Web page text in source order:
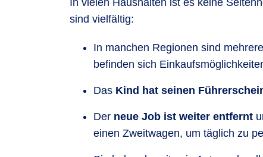
In vielen Haushalten ist es keine
sind vielfältig:
In manchen Regionen sind
befinden sich
Das Kind hat seinen
Der neue Job ist weiter entfernt
einen Zweitwagen, um täglich zu